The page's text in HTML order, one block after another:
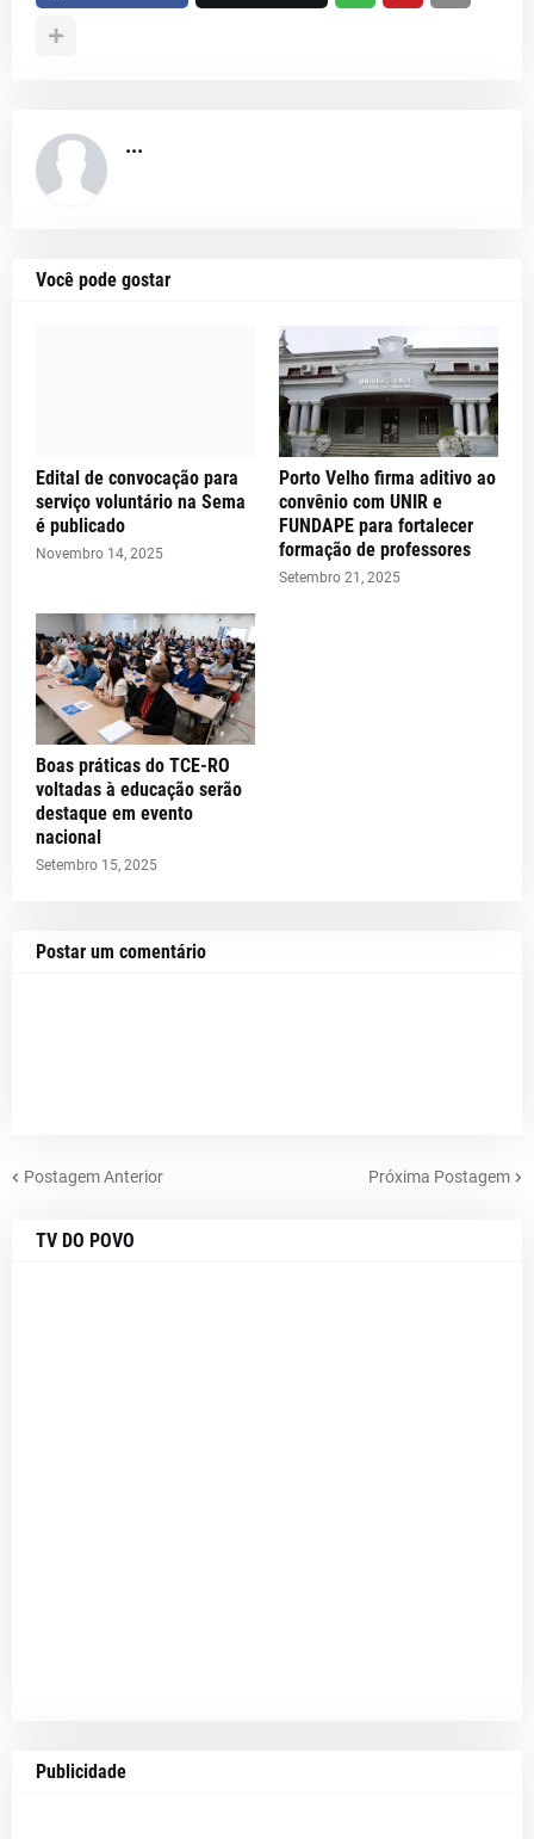
...
Você pode gostar
Edital de convocação para
serviço voluntário na Sema
é publicado
Novembro 14, 2025
Porto Velho firma aditivo ao
convênio com UNIR e
FUNDAPE para fortalecer
formação de professores
Setembro 21, 2025
Boas práticas do TCE-RO
voltadas à educação serão
destaque em evento
nacional
Setembro 15, 2025
Postar um comentário
Postagem Anterior Próxima Postagem
TV DO POVO
Publicidade